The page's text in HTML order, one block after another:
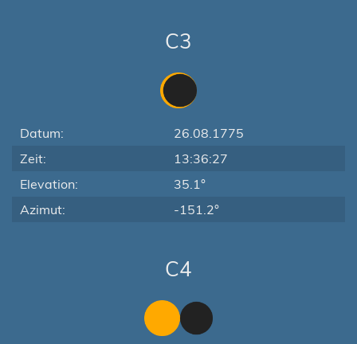
C3
Datum:
26.08.1775
Zeit:
13:36:27
Elevation:
35.1°
Azimut:
-151.2°
C4